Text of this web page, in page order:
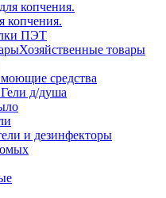
копчения.
ПЭТ
Хозяйственные товары
средства
д/душа
и дезинфекторы